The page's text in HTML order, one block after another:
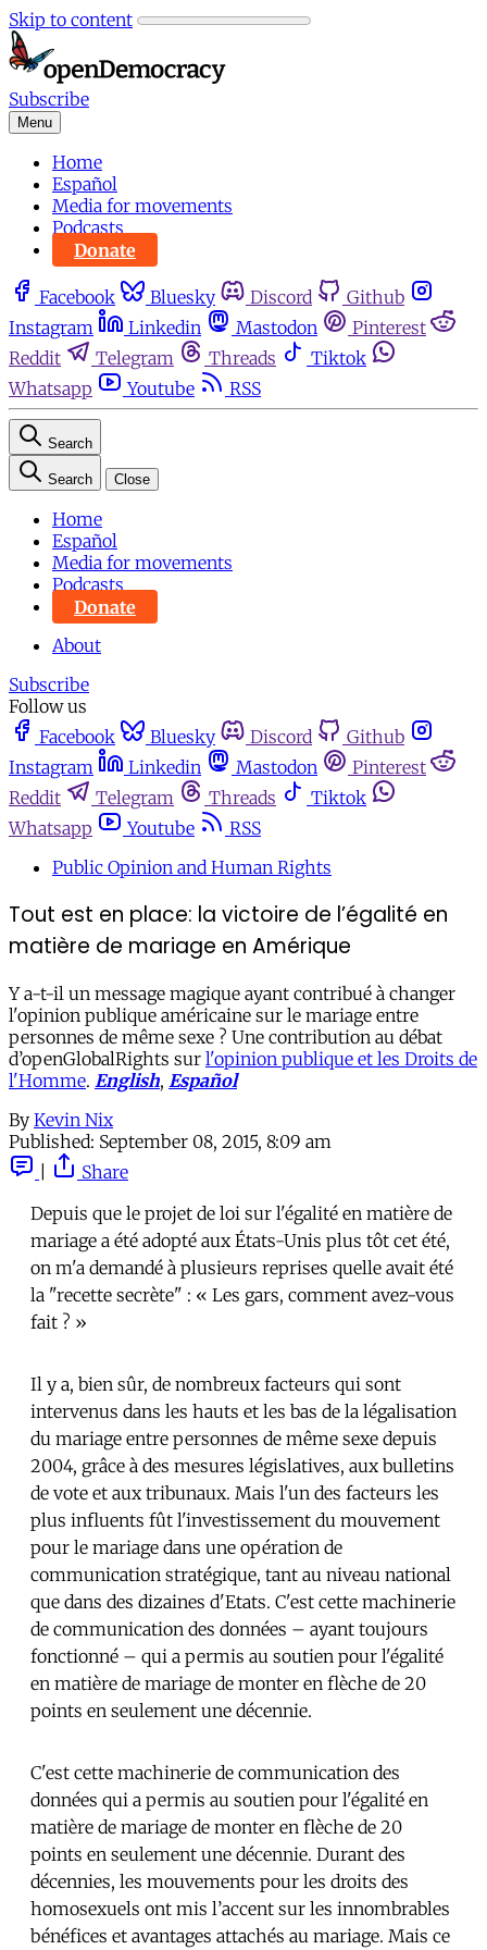
Skip to content
Subscribe
Menu
Home
Español
Media for movements
Podcasts
Donate
Facebook Bluesky Discord
Github
Instagram
Linkedin Mastodon
Pinterest
Reddit
Telegram Threads
Tiktok
Whatsapp
Youtube RSS
Search
Search Close
Home
Español
Media for movements
Podcasts
Donate
About
Subscribe
Follow us
Facebook
Bluesky Discord
Github
Instagram
Linkedin Mastodon
Pinterest
Reddit
Telegram Threads
Tiktok
Whatsapp
Youtube
RSS
Public Opinion and Human Rights
Tout est en place: la victoire de l’égalité en
matière de mariage en Amérique
Y a-t-il un message magique ayant contribué à changer
l'opinion publique américaine sur le mariage entre
personnes de même sexe ? Une contribution au débat
d’openGlobalRights sur l'opinion publique et les Droits de
l'Homme. English, Español
By Kevin Nix
Published: September 08, 2015, 8:09 am
Share
Depuis que le projet de loi sur l'égalité en matière de
mariage a été adopté aux États-Unis plus tôt cet été,
on m'a demandé à plusieurs reprises quelle avait été
la "recette secrète" : « Les gars, comment avez-vous
fait ? »
Il y a, bien sûr, de nombreux facteurs qui sont
intervenus dans les hauts et les bas de la légalisation
du mariage entre personnes de même sexe depuis
2004, grâce à des mesures législatives, aux bulletins
de vote et aux tribunaux. Mais l'un des facteurs les
plus influents fût l'investissement du mouvement
pour le mariage dans une opération de
communication stratégique, tant au niveau national
que dans des dizaines d'Etats. C'est cette machinerie
de communication des données – ayant toujours
fonctionné – qui a permis au soutien pour l'égalité
en matière de mariage de monter en flèche de 20
points en seulement une décennie.
C'est cette machinerie de communication des
données qui a permis au soutien pour l'égalité en
matière de mariage de monter en flèche de 20
points en seulement une décennie. Durant des
décennies, les mouvements pour les droits des
homosexuels ont mis l’accent sur les innombrables
bénéfices et avantages attachés au mariage. Mais ce